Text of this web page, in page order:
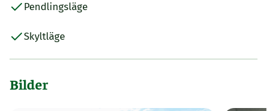
Pendlingsläge
Skyltläge
Bilder